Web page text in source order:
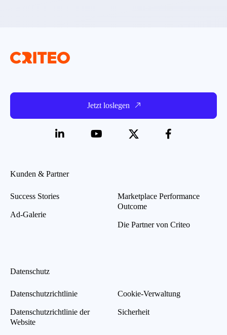
Jetzt loslegen
Kunden & Partner
Success Stories
Ad-Galerie
Marketplace Performance
Outcome
Die Partner von Criteo
Datenschutz
Datenschutzrichtlinie
Datenschutzrichtlinie der
Website
Cookie-Verwaltung
Sicherheit